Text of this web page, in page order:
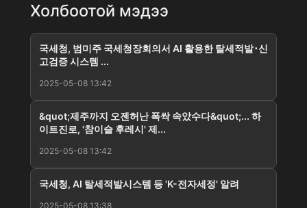
Холбоотой мэдээ
국세청, 범미주 국세청장회의서 AI 활용한 탈세적발･신
고검증 시스템 ...
2025-05-08 13:42
&quot;제주까지 오젠허난 폭싹 속았수다&quot;... 하
이트진로, '참이슬 후레시' 제...
2025-05-08 13:42
국세청, AI 탈세적발시스템 등 'K-전자세정' 알려
2025-05-08 13:38